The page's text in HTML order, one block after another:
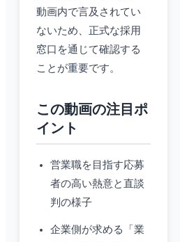
動画内で言及されてい
ないため、正式な採用
窓口を通じて確認する
ことが重要です。
この動画の注目ポ
イント
営業職を目指す応募
者の高い熱意と直談
判の様子
企業側が求める「業